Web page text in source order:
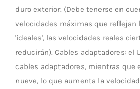
duro exterior. (Debe tenerse en
velocidades máximas que reflejan
'ideales', las velocidades reales
reducirán). Cables adaptadores: el
cables adaptadores, mientras que
nueve, lo que aumenta la